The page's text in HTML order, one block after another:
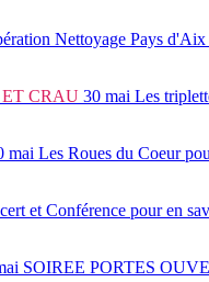
Nettoyage Pays d'Aix
CRAU 30 mai Les
mai Les Roues du Coeur
et Conférence pour en
SOIREE PORTES